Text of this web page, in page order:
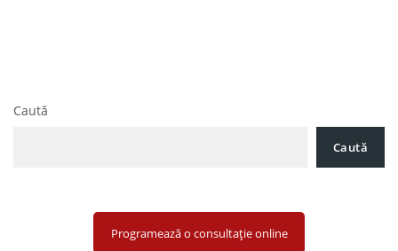
Caută
Caută
Programează o consultație online